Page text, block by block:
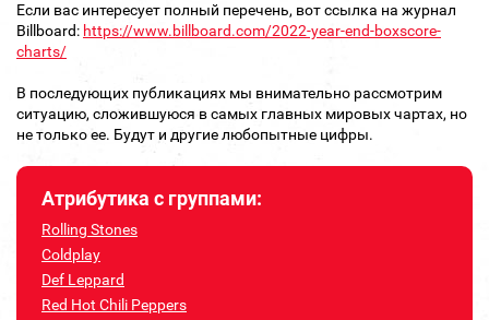
Если вас интересует полный перечень, вот ссылка на журнал
Billboard: https://www.billboard.com/2022-year-end-boxscore-
charts/
В последующих публикациях мы внимательно рассмотрим
ситуацию, сложившуюся в самых главных мировых чартах, но
не только ее. Будут и другие любопытные цифры.
Атрибутика с группами:
Rolling Stones
Coldplay
Def Leppard
Red Hot Chili Peppers